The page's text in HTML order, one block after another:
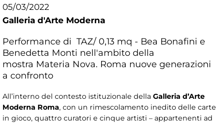
05/03/2022
Galleria d'Arte Moderna
Performance di TAZ/ 0,13 mq - Bea Bonafini e
Benedetta Monti nell'ambito della
mostra Materia Nova. Roma nuove generazioni
a confronto
All’interno del contesto istituzionale della Galleria d’Arte
Moderna Roma, con un rimescolamento inedito delle carte
in gioco, quattro curatori e cinque artisti – appartenenti ad